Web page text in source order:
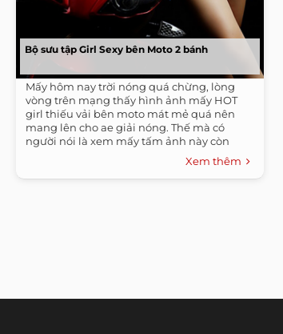
Bộ sưu tập Girl Sexy bên Moto 2 bánh
Mấy hôm nay trời nóng quá chừng, lòng
vòng trên mạng thấy hình ảnh mấy HOT
girl thiếu vải bên moto mát mẻ quá nên
mang lên cho ae giải nóng. Thế mà có
người nói là xem mấy tấm ảnh này còn
Xem thêm